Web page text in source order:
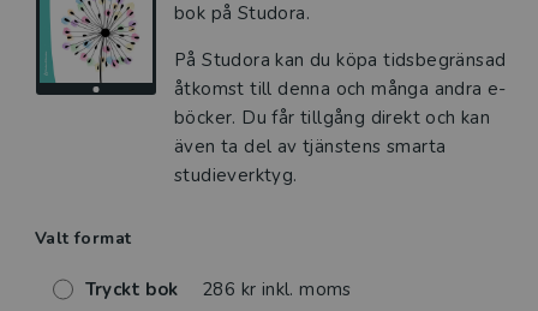
bok på Studora.
På Studora kan du köpa tidsbegränsad
åtkomst till denna och många andra e-
böcker. Du får tillgång direkt och kan
även ta del av tjänstens smarta
studieverktyg.
Valt format
Tryckt bok 286 kr inkl. moms